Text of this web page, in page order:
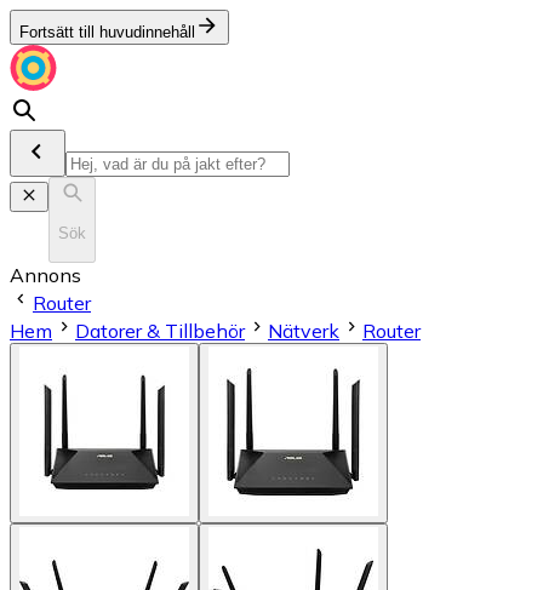
Fortsätt till huvudinnehåll
Sök
Annons
Router
Hem
Datorer & Tillbehör Nätverk Router